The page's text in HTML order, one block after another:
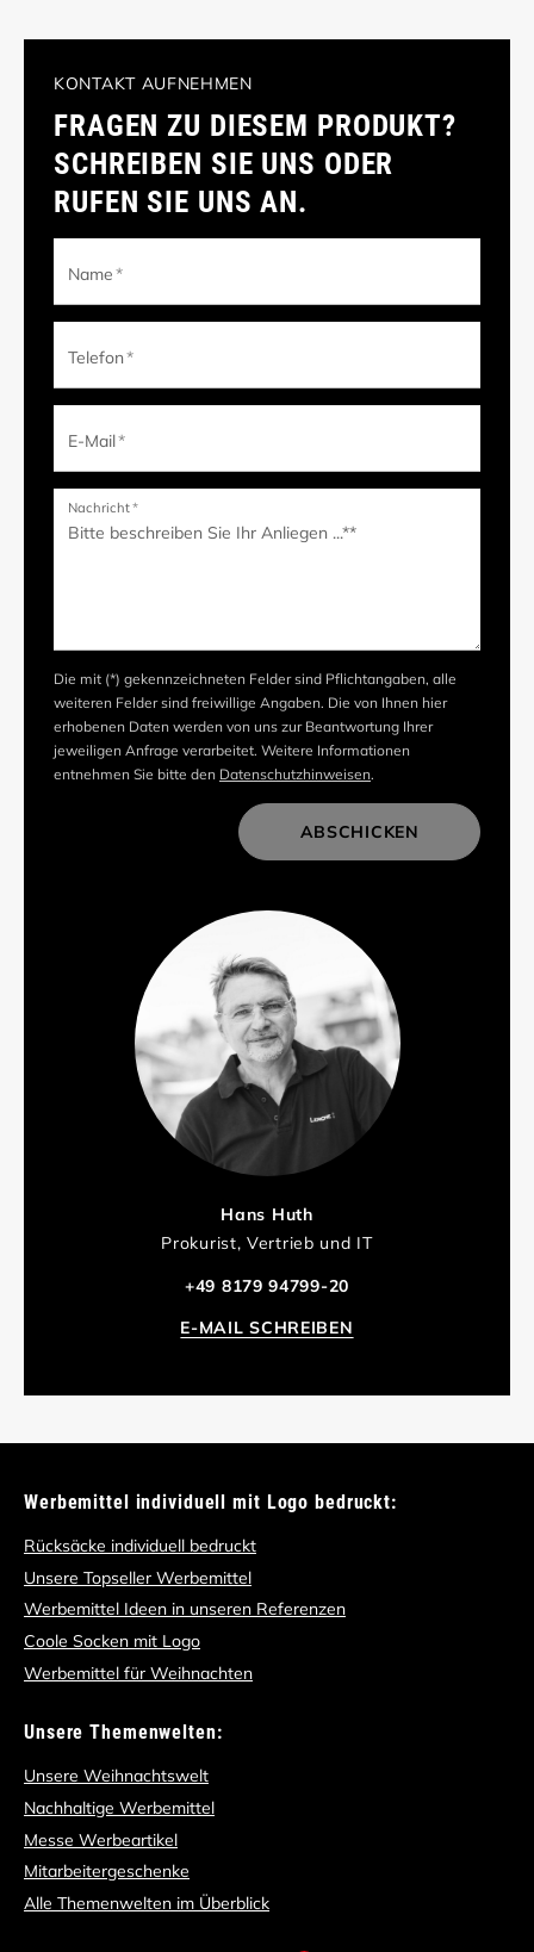
Hans Huth
Prokurist, Vertrieb und IT
+49 8179 94799-20
E-MAIL SCHREIBEN
KONTAKT AUFNEHMEN
FRAGEN ZU DIESEM PRODUKT?
SCHREIBEN SIE UNS ODER
RUFEN SIE UNS AN.
Name*
Telefon*
E-Mail*
Nachricht*
Die mit (*) gekennzeichneten Felder sind Pflichtangaben, alle
weiteren Felder sind freiwillige Angaben. Die von Ihnen hier
erhobenen Daten werden von uns zur Beantwortung Ihrer
jeweiligen Anfrage verarbeitet. Weitere Informationen
entnehmen Sie bitte den Datenschutzhinweisen.
ABSCHICKEN
Werbemittel individuell mit Logo bedruckt:
Rücksäcke individuell bedruckt
Unsere Topseller Werbemittel
Werbemittel Ideen in unseren Referenzen
Coole Socken mit Logo
Werbemittel für Weihnachten
Unsere Themenwelten:
Unsere Weihnachtswelt
Nachhaltige Werbemittel
Messe Werbeartikel
Mitarbeitergeschenke
Alle Themenwelten im Überblick